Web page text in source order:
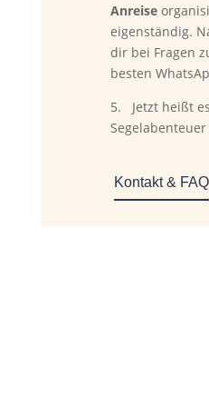
Anreise
eigenständig.
dir bei Fragen
besten
5. Jetzt heißt
Kontakt & FAQ